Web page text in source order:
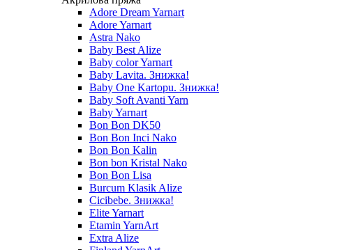
Adore Dream Yarnart
Adore Yarnart
Astra Nako
Baby Best Alize
Baby color Yarnart
Baby Lavita. Знижка!
Baby One Kartopu. Знижка!
Baby Soft Avanti Yarn
Baby Yarnart
Bon Bon DK50
Bon Bon Inci Nako
Bon Bon Kalin
Bon bon Kristal Nako
Bon Bon Lisa
Burcum Klasik Alize
Cicibebe. Знижка!
Elite Yarnart
Etamin YarnArt
Extra Alize